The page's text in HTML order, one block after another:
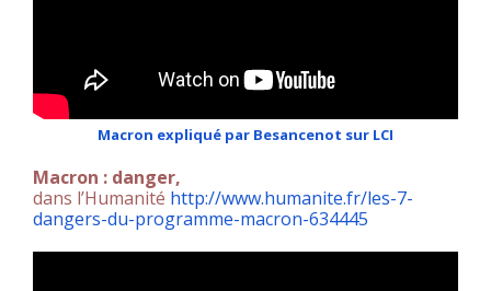
Macron expliqué par Besancenot sur LCI
Macron : danger,
dans l’Humanité http://www.humanite.fr/les-7-
dangers-du-programme-macron-634445